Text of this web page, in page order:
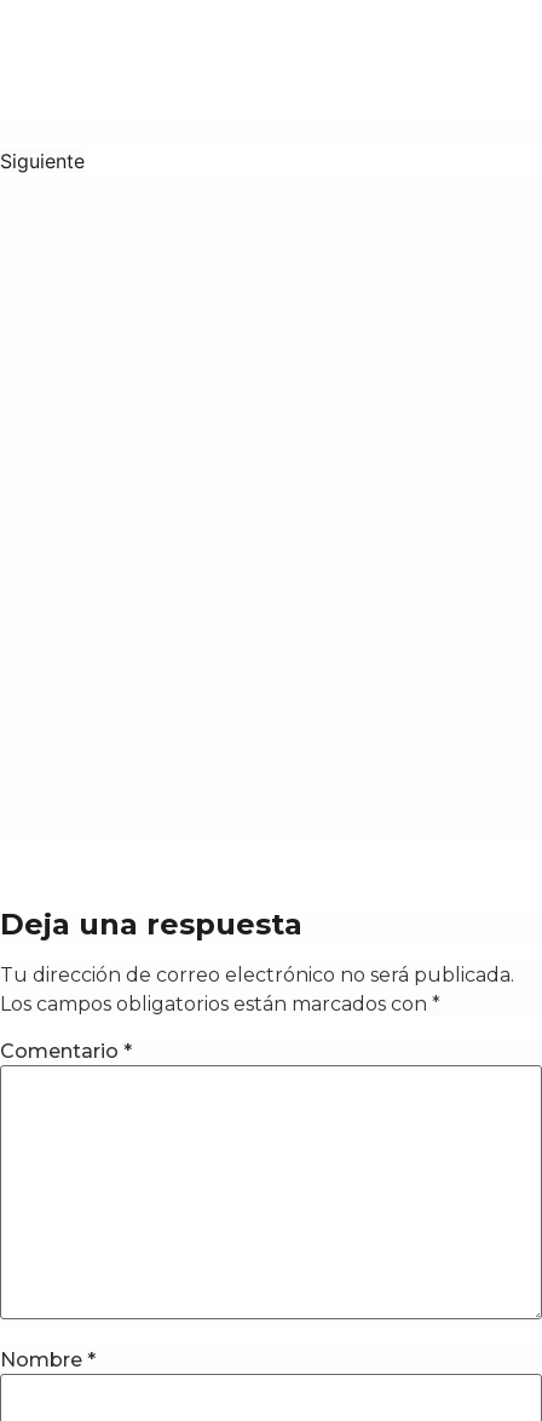
Siguiente
Deja una respuesta
Tu dirección de correo electrónico no será publicada.
Los campos obligatorios están marcados con *
Comentario *
Nombre *